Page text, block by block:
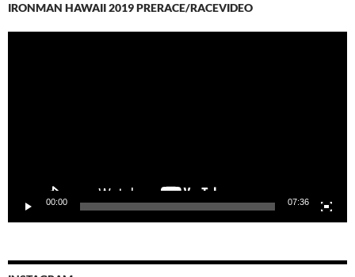
IRONMAN HAWAII 2019 PRERACE/RACEVIDEO
00:00 07:36